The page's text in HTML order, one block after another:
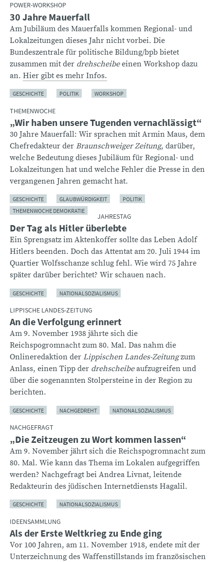
POWER-WORKSHOP
30 Jahre Mauerfall
Am Jubiläum des Mauerfalls kommen Regional- und
Lokalzeitungen dieses Jahr nicht vorbei. Die
Bundeszentrale für politische Bildung/bpb bietet
zusammen mit der drehscheibeeinen Workshop dazu
an. Hier gibt es mehr Infos.
GESCHICHTE POLITIK WORKSHOP
THEMENWOCHE
„Wir haben unsere Tugenden vernachlässigt“
30 Jahre Mauerfall: Wir sprachen mit Armin Maus, dem
Chefredakteur der Braunschweiger Zeitung, darüber,
welche Bedeutung dieses Jubiläum für Regional- und
Lokalzeitungen hat und welche Fehler die Presse in den
vergangenen Jahren gemacht hat.
GESCHICHTE GLAUBWÜRDIGKEIT
POLITIK
THEMENWOCHE DEMOKRATIE
JAHRESTAG
Der Tag als Hitler überlebte
Ein Sprengsatz im Aktenkoffer sollte das Leben Adolf
Hitlers beenden. Doch das Attentat am 20. Juli 1944 im
Quartier Wolfsschanze schlug fehl. Wie wird 75 Jahre
später darüber berichtet? Wir schauen nach.
GESCHICHTE NATIONALSOZIALISMUS
LIPPISCHE LANDES-ZEITUNG
An die Verfolgung erinnert
Am 9. November 1938 jährte sich die
Reichspogromnacht zum 80. Mal. Das nahm die
Onlineredaktion der Lippischen Landes-Zeitungzum
Anlass, einen Tipp der drehscheibeaufzugreifen und
über die sogenannten Stolpersteine in der Region zu
berichten.
GESCHICHTE NACHGEDREHT NATIONALSOZIALISMUS
NACHGEFRAGT
„Die Zeitzeugen zu Wort kommen lassen“
Am 9. November jährt sich die Reichspogromnacht zum
80. Mal. Wie kann das Thema im Lokalen aufgegriffen
werden? Nachgefragt bei Andrea Livnat, leitende
Redakteurin des jüdischen Internetdiensts Hagalil.
GESCHICHTE NATIONALSOZIALISMUS
IDEENSAMMLUNG
Als der Erste Weltkrieg zu Ende ging
Vor 100 Jahren, am 11. November 1918, endete mit der
Unterzeichnung des Waffenstillstands im französischen